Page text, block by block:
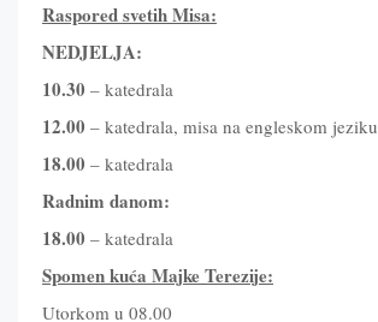
Rasporedsvetih Misa:
NEDJELJA:
10.30 – katedrala
12.00 – katedrala, misa na engleskom jeziku
18.00 – katedrala
Radnim danom:
18.00 – katedrala
Spomen kuća Majke Terezije:
Utorkom u 08.00